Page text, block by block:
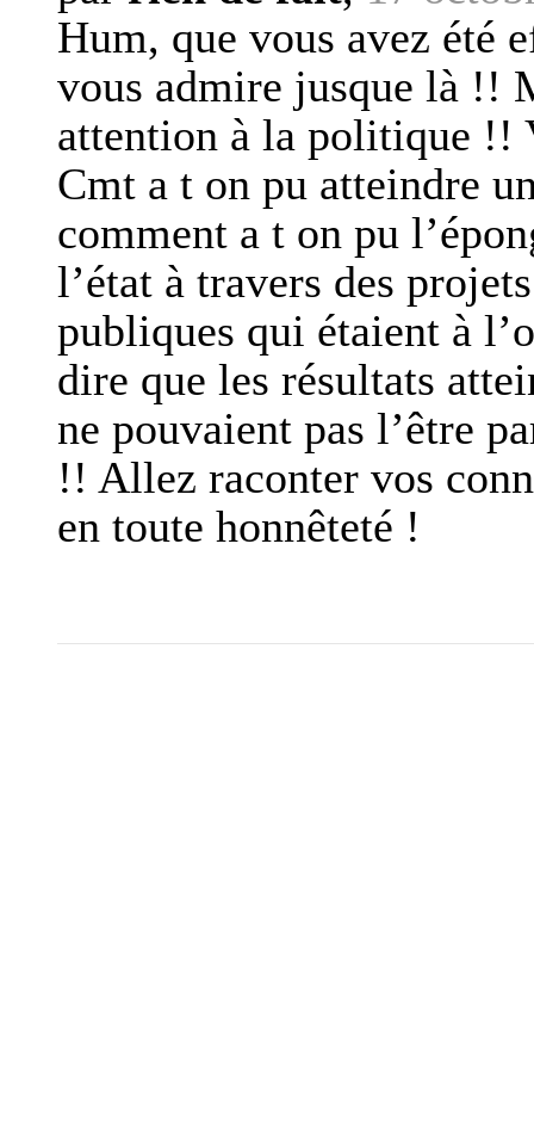
Hum, que vous avez été
vous admire jusque là !!
attention à la politique !!
Cmt a t on pu atteindre
comment a t on pu
l’état à travers des
publiques qui étaient à
dire que les résultats
ne pouvaient pas l’être
!! Allez raconter vos
en toute honnêteté !